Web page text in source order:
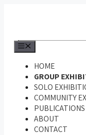
HOME
GROUP
SOLO
COMMUNITY
PUBLICATIONS
ABOUT
CONTACT